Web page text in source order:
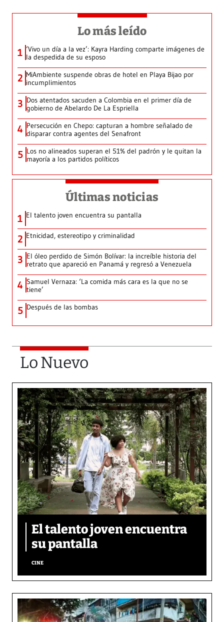
Lo más leído
1 ‘Vivo un día a la vez’: Kayra Harding comparte imágenes de
la despedida de su esposo
2 MiAmbiente suspende obras de hotel en Playa Bijao por
incumplimientos
3 Dos atentados sacuden a Colombia en el primer día de
gobierno de Abelardo De La Espriella
4 Persecución en Chepo: capturan a hombre señalado de
disparar contra agentes del Senafront
5 Los no alineados superan el 51% del padrón y le quitan la
mayoría a los partidos políticos
Últimas noticias
1 El talento joven encuentra su pantalla​
2 Etnicidad, estereotipo y criminalidad
3 El óleo perdido de Simón Bolívar: la increíble historia del
retrato que apareció en Panamá y regresó a Venezuela
4 Samuel Vernaza: ‘La comida más cara es la que no se
tiene’
5 Después de las bombas
Lo Nuevo
El talento joven encuentra
su pantalla​
CINE